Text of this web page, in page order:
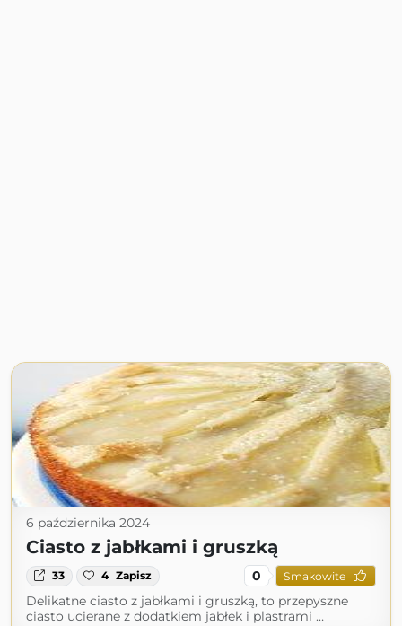
6 października 2024
Ciasto z jabłkami i gruszką
33 4 Zapisz 0 Smakowite
Delikatne ciasto z jabłkami i gruszką, to przepyszne
ciasto ucierane z dodatkiem jabłek i plastrami …